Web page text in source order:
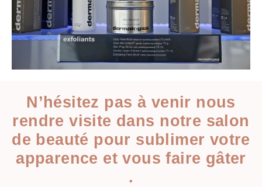
N’hésitez pas à venir nous
rendre visite dans notre salon
de beauté pour sublimer votre
apparence et vous faire gâter
.